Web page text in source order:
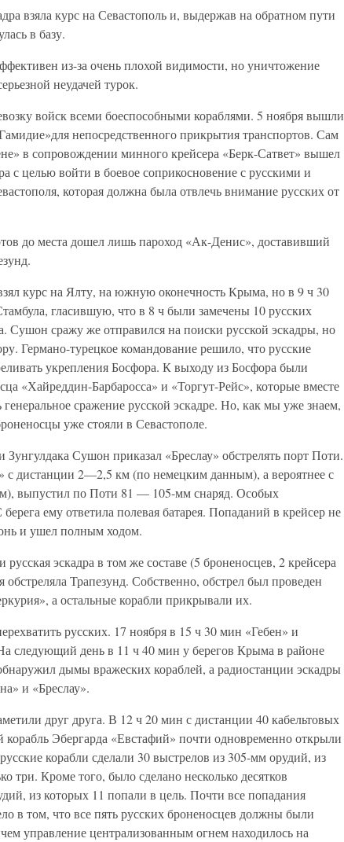
взяла курс на Севастополь и, выдержав на обратном пути
в базу.
из-за очень плохой видимости, но уничтожение
неудачей турок.
войск всеми боеспособными кораблями. 5 ноября вышли
непосредственного прикрытия транспортов. Сам
в сопровождении минного крейсера «Берк-Сатвет» вышел
с целью войти в боевое соприкосновение с русскими и
которая должна была отвлечь внимание русских от
до места дошел лишь пароход «Ак-Денис», доставивший
курс на Ялту, на южную оконечность Крыма, но в 9 ч 30
гласившую, что в 8 ч были замечены 10 русских
Сушон сражу же отправился на поиски русской эскадры, но
Германо-турецкое командование решило, что русские
укрепления Босфора. К выходу из Босфора были
«Хайреддин-Барбаросса» и «Торгут-Рейс», которые вместе
сражение русской эскадре. Но, как мы уже знаем,
уже стояли в Севастополе.
Зунгулдака Сушон приказал «Бреслау» обстрелять порт Поти.
с дистанции 2—2,5 км (по немецким данным), а вероятнее с
выпустил по Поти 81 — 105-мм снаряд. Особых
ему ответила полевая батарея. Попаданий в крейсер не
и ушел полным ходом.
эскадра в том же составе (5 броненосцев, 2 крейсера
Трапезунд. Собственно, обстрел был проведен
а остальные корабли прикрывали их.
русских. 17 ноября в 15 ч 30 мин «Гебен» и
следующий день в 11 ч 40 мин у берегов Крыма в районе
дымы вражеских кораблей, а радиостанции эскадры
и «Бреслау».
друг друга. В 12 ч 20 мин с дистанции 40 кабельтовых
Эбергарда «Евстафий» почти одновременно открыли
корабли сделали 30 выстрелов из 305-мм орудий, из
три. Кроме того, было сделано несколько десятков
из которых 11 попали в цель. Почти все попадания
в том, что все пять русских броненосцев должны были
управление централизованным огнем находилось на